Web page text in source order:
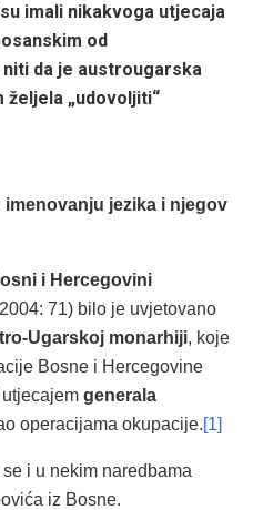
imali nikakvoga utjecaja
od
da je austrougarska
željela „udovoljiti“
jezika i njegov
i Hercegovini
71) bilo je uvjetovano
Ugarskoj monarhiji, koje
Bosne i Hercegovine
generala
operacijama okupacije.[1]
i u nekim naredbama
iz Bosne.